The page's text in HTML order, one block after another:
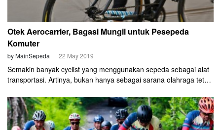
Otek Aerocarrier, Bagasi Mungil untuk Pesepeda
Komuter
by MainSepeda 22 May 2019
Semakin banyak cyclist yang menggunakan sepeda sebagai alat
transportasi. Artinya, bukan hanya sebagai sarana olahraga tetapi
Romain Duez dari Jerman menciptakan Otek Aerocarrier. Yaitu
bagasi yang bisa dipasang di sepeda kita dengan mudah dan
universal di belakang sepeda.